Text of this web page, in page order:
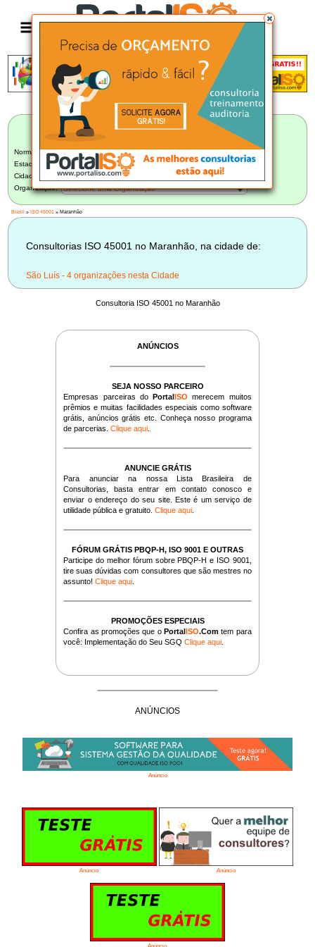
LISTA BRASILEIRA DE CONSULTORIAS
Norma:
ISO 45001
Estado:
Maranhão (4)
Cidade:
Selecione uma Cidade
Organização:
Selecione uma Organização
Brasil »ISO 45001 » Maranhão
Consultorias ISO 45001 no Maranhão, na cidade de:
São Luís - 4 organizações nesta Cidade
Consultoria ISO 45001 no Maranhão
ANÚNCIOS
SEJA NOSSO PARCEIRO
Empresas parceiras doPortalISO merecem muitos
prêmios e muitas facilidades especiais como software
grátis, anúncios grátis etc. Conheça nosso programa
de parcerias.Clique aqui
ANUNCIE GRÁTIS
Para anunciar na nossa Lista Brasileira de
Consultorias, basta entrar em contato conosco e
enviar o endereço do seu site. Este é um serviço de
utilidade pública e gratuito.Clique aqui
FÓRUM GRÁTIS PBQP-H, ISO 9001 E OUTRAS
Participe do melhor fórum sobre PBQP-H e ISO 9001,
tire suas dúvidas com consultores que são mestres no
assunto!Clique aqui
PROMOÇÕES ESPECIAIS
Confira as promoções que oPortalISO.Com tem para
você: Implementação do Seu SGQClique aqui
ANÚNCIOS
Anúncio
Anúncio Anúncio
Anúncio